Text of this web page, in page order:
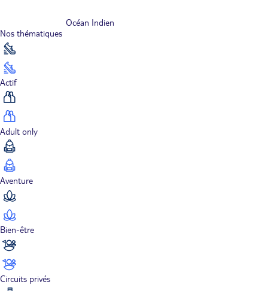
Océan Indien
Nos thématiques
Actif
Adult only
Aventure
Bien-être
Circuits privés